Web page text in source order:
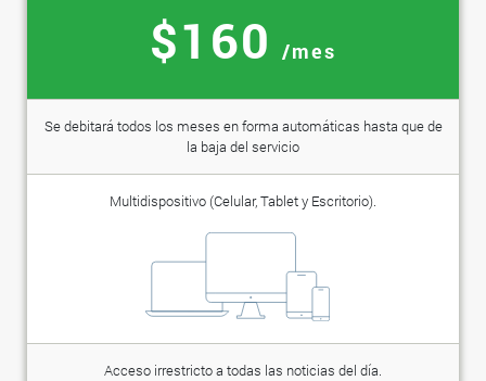
$160 /mes
Se debitará todos los meses en forma automáticas hasta que de
la baja del servicio
Multidispositivo (Celular, Tablet y Escritorio).
Acceso irrestricto a todas las noticias del día.